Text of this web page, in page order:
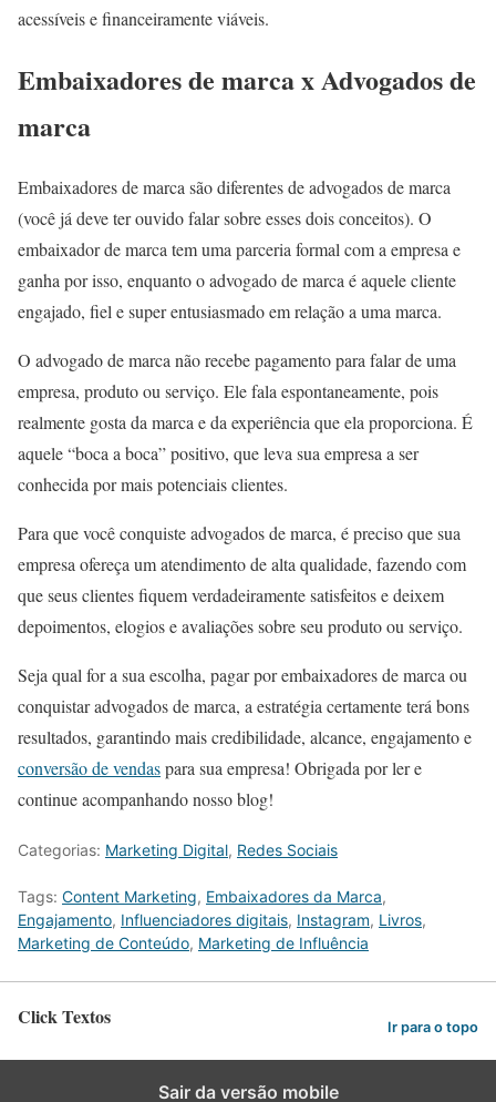
acessíveis e financeiramente viáveis.
Embaixadores de marca x Advogados de
marca
Embaixadores de marca são diferentes de advogados de marca
(você já deve ter ouvido falar sobre esses dois conceitos). O
embaixador de marca tem uma parceria formal com a empresa e
ganha por isso, enquanto o advogado de marca é aquele cliente
engajado, fiel e super entusiasmado em relação a uma marca.
O advogado de marca não recebe pagamento para falar de uma
empresa, produto ou serviço. Ele fala espontaneamente, pois
realmente gosta da marca e da experiência que ela proporciona. É
aquele “boca a boca” positivo, que leva sua empresa a ser
conhecida por mais potenciais clientes.
Para que você conquiste advogados de marca, é preciso que sua
empresa ofereça um atendimento de alta qualidade, fazendo com
que seus clientes fiquem verdadeiramente satisfeitos e deixem
depoimentos, elogios e avaliações sobre seu produto ou serviço.
Seja qual for a sua escolha, pagar por embaixadores de marca ou
conquistar advogados de marca, a estratégia certamente terá bons
resultados, garantindo mais credibilidade, alcance, engajamento e
conversão de vendaspara sua empresa! Obrigada por ler e
continue acompanhando nosso blog!
Categorias: Marketing Digital, Redes Sociais
Tags: Content Marketing, Embaixadores da Marca,
Engajamento, Influenciadores digitais, Instagram, Livros,
Marketing de Conteúdo, Marketing de Influência
Click Textos Ir para o topo
Sair da versão mobile